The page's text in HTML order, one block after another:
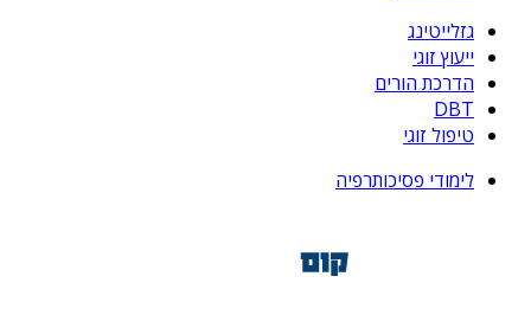
גזלייטינג
ייעוץ זוגי
הדרכת הורים
DBT
טיפול זוגי
לימודי פסיכותרפיה